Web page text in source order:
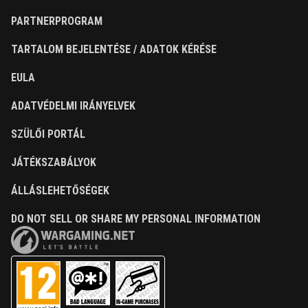
PARTNERPROGRAM
TARTALOM BEJELENTÉSE / ADATOK KÉRÉSE
EULA
ADATVÉDELMI IRÁNYELVEK
SZÜLŐI PORTÁL
JÁTÉKSZABÁLYOK
ÁLLÁSLEHETŐSÉGEK
DO NOT SELL OR SHARE MY PERSONAL INFORMATION